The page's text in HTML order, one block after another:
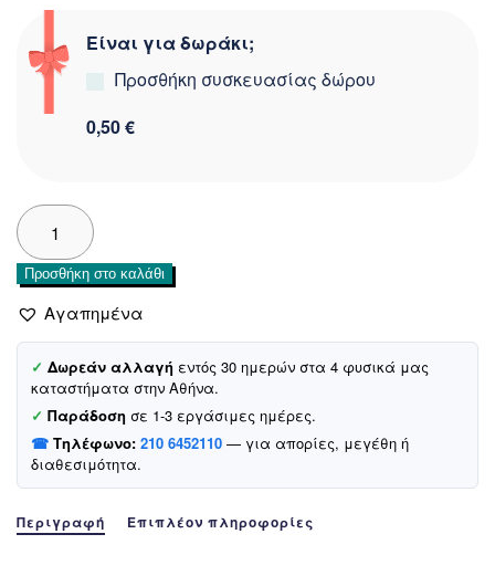
Είναι για δωράκι;
Προσθήκη συσκευασίας δώρου
0,50 €
Moyes
βρεφικό
σετ
μπλούζα
με
σορτσάκι
«To
The
Beach»
ποσότητα
Προσθήκη στο καλάθι
Αγαπημένα
✓ Δωρεάν αλλαγή εντός 30 ημερών στα 4 φυσικά μας
καταστήματα στην Αθήνα.
✓ Παράδοση σε 1-3 εργάσιμες ημέρες.
☎ Τηλέφωνο: 210 6452110 — για απορίες, μεγέθη ή
διαθεσιμότητα.
Περιγραφή Επιπλέον πληροφορίες